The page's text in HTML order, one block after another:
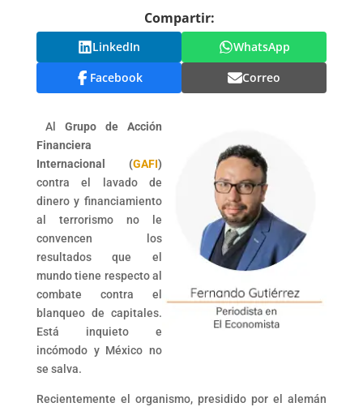
Compartir:
LinkedIn
WhatsApp
Facebook
Correo
Al Grupo de Acción
Financiera
Internacional (GAFI)
contra el lavado de
dinero y financiamiento
al terrorismo no le
convencen los
resultados que el
mundo tiene respecto al
combate contra el
blanqueo de capitales.
Está inquieto e
incómodo y México no
se salva.
Recientemente el organismo, presidido por el alemán